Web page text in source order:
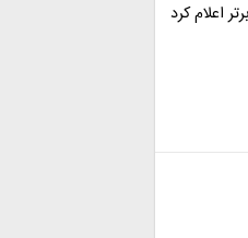
اعلام کرد